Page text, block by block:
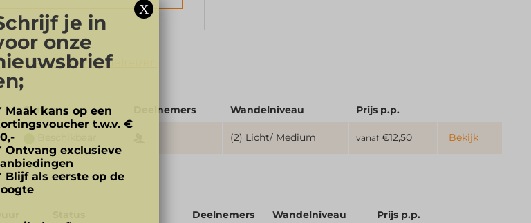
onze groepswandelreizen
Status Deelnemers Wandelniveau Prijs p.p.
(2) Licht/ Medium vanaf€12,50 Bekijk
Deelnemers Wandelniveau Prijs p.p.
je in
onze
Maak kans op een
t.w.v. €
Ontvang exclusieve
Blijf als eerste op de
X